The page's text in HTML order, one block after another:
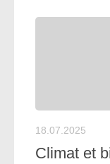
18.07.2025
Climat et